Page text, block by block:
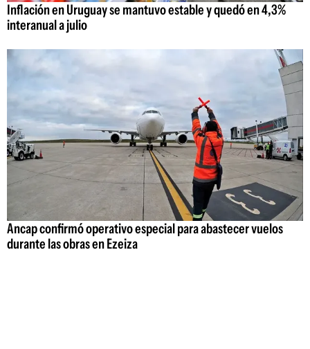
Inflación en Uruguay se mantuvo estable y quedó en 4,3%
interanual a julio
Ancap confirmó operativo especial para abastecer vuelos
durante las obras en Ezeiza